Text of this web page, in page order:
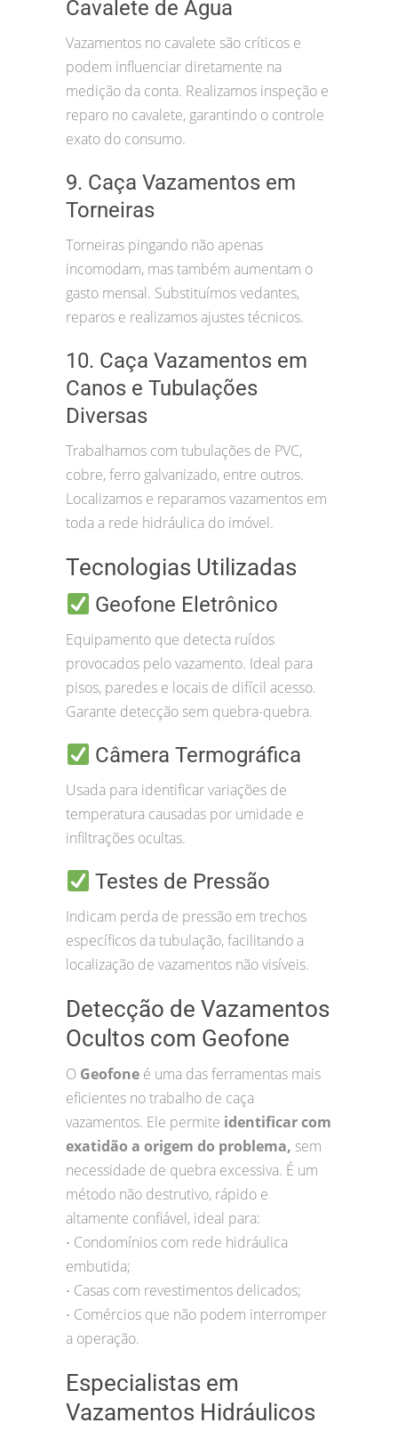
Cavalete de Água
Vazamentos no cavalete são críticos e
podem influenciar diretamente na
medição da conta. Realizamos inspeção e
reparo no cavalete, garantindo o controle
exato do consumo.
9. Caça Vazamentos em
Torneiras
Torneiras pingando não apenas
incomodam, mas também aumentam o
gasto mensal. Substituímos vedantes,
reparos e realizamos ajustes técnicos.
10. Caça Vazamentos em
Canos e Tubulações
Diversas
Trabalhamos com tubulações de PVC,
cobre, ferro galvanizado, entre outros.
Localizamos e reparamos vazamentos em
toda a rede hidráulica do imóvel.
Tecnologias Utilizadas
Geofone Eletrônico
Equipamento que detecta ruídos
provocados pelo vazamento. Ideal para
pisos, paredes e locais de difícil acesso.
Garante detecção sem quebra-quebra.
Câmera Termográfica
Usada para identificar variações de
temperatura causadas por umidade e
infiltrações ocultas.
Testes de Pressão
Indicam perda de pressão em trechos
específicos da tubulação, facilitando a
localização de vazamentos não visíveis.
Detecção de Vazamentos
Ocultos com Geofone
O Geofone é uma das ferramentas mais
eficientes no trabalho de caça
vazamentos. Ele permite identificar com
exatidão a origem do problema, sem
necessidade de quebra excessiva. É um
método não destrutivo, rápido e
altamente confiável, ideal para:
• Condomínios com rede hidráulica
embutida;
• Casas com revestimentos delicados;
• Comércios que não podem interromper
a operação.
Especialistas em
Vazamentos Hidráulicos